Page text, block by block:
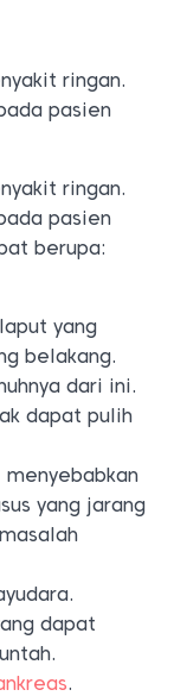
ringan.
pasien
ringan.
pasien
berupa:
yang
belakang.
dari ini.
dapat pulih
yang jarang
dapat
.